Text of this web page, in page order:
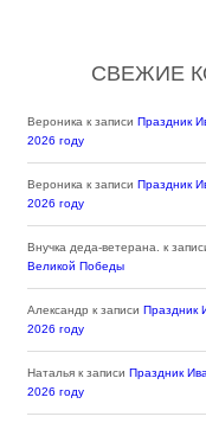
СВЕЖИЕ
Вероника к записи Праздник
2026 году
Вероника к записи Праздник
2026 году
Внучка деда-ветерана. к
Великой Победы
Александр к записи Праздник
2026 году
Наталья к записи Праздник
2026 году